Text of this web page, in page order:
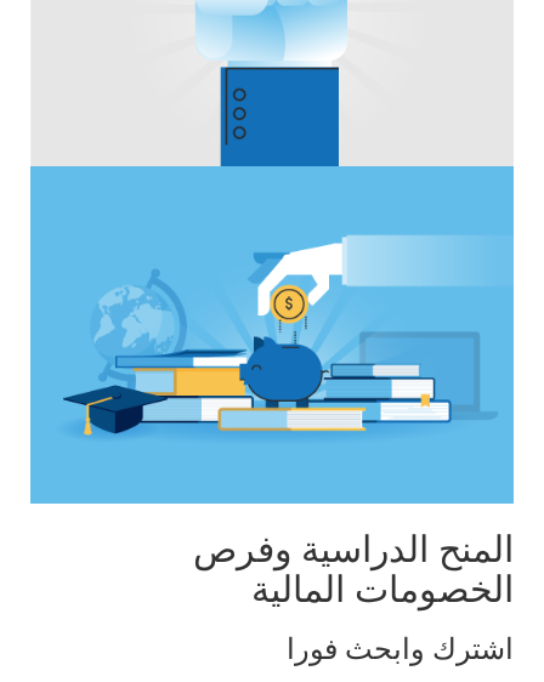
المنح الدراسية وفرص
الخصومات المالية
اشترك وابحث فورا